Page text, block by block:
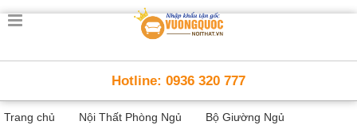
Trang
Thông
Minh
Hotline: 0936 320 777
Trang chủ Nội Thất Phòng Ngủ
Bộ Giường Ngủ